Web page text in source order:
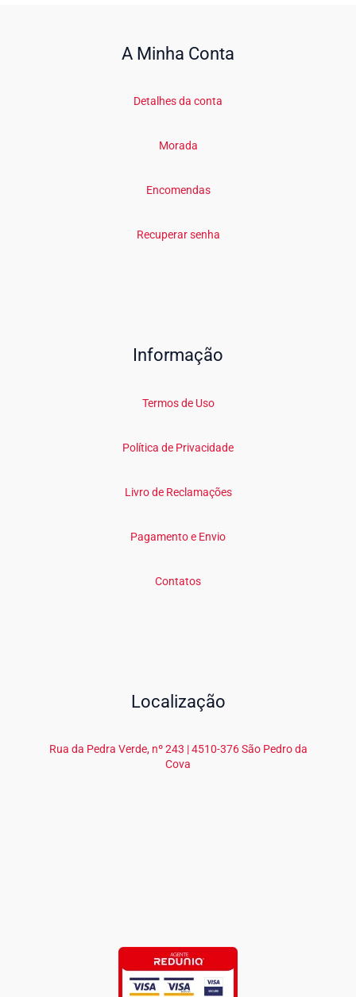
A Minha Conta
Detalhes da conta
Morada
Encomendas
Recuperar senha
Informação
Termos de Uso
Política de Privacidade
Livro de Reclamações
Pagamento e Envio
Contatos
Localização
Rua da Pedra Verde, nº 243 | 4510-376 São Pedro da
Cova